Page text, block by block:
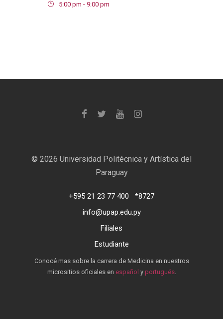
5:00 pm - 9:00 pm
© 2026 Universidad Politécnica y Artística del
Paraguay
+595 21 23 77 400
*8727
info@upap.edu.py
Filiales
Estudiante
Conocé mas sobre la carrera de Medicina en nuestros
micrositios oficiales en español y portugués.